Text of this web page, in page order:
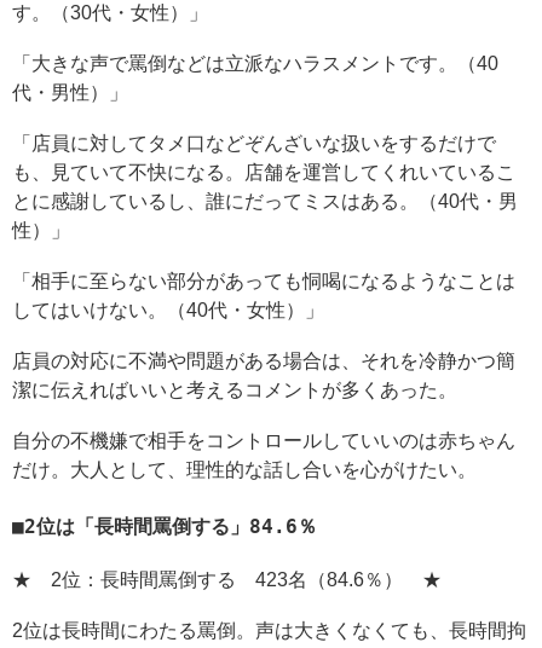
す。（30代・女性）」
「大きな声で罵倒などは立派なハラスメントです。（40
代・男性）」
「店員に対してタメ口などぞんざいな扱いをするだけで
も、見ていて不快になる。店舗を運営してくれいているこ
とに感謝しているし、誰にだってミスはある。（40代・男
性）」
「相手に至らない部分があっても恫喝になるようなことは
してはいけない。（40代・女性）」
店員の対応に不満や問題がある場合は、それを冷静かつ簡
潔に伝えればいいと考えるコメントが多くあった。
自分の不機嫌で相手をコントロールしていいのは赤ちゃん
だけ。大人として、理性的な話し合いを心がけたい。
2位は「長時間罵倒する」84.6％
★ 2位：長時間罵倒する 423名（84.6％） ★
2位は長時間にわたる罵倒。声は大きくなくても、長時間拘